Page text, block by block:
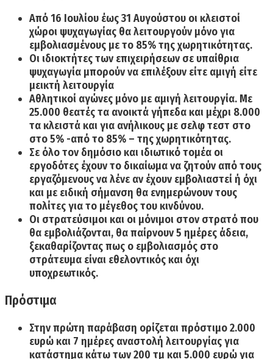
Από16 Ιουλίου έως 31 Αυγούστου οι κλειστοί
χώροι ψυχαγωγίας θα λειτουργούν μόνο για
εμβολιασμένους με το 85% της χωρητικότητας.
Οι ιδιοκτήτες των επιχειρήσεων σε υπαίθρια
ψυχαγωγία μπορούν να επιλέξουν είτε αμιγή είτε
μεικτή λειτουργία
Αθλητικοί αγώνες μόνο με αμιγή λειτουργία. Με
25.000 θεατές τα ανοικτά γήπεδα και μέχρι 8.000
τα κλειστά και για ανήλικους με σελφ τεστ στο
στο 5% -από το 85% – της χωρητικότητας.
Σε όλο τον δημόσιο και ιδιωτικό τομέα οι
εργοδότες έχουν το δικαίωμανα ζητούν από τους
εργαζόμενους να λένε αν έχουν εμβολιαστεί ή όχι
και με ειδική σήμανση θα ενημερώνουν τους
πολίτες για το μέγεθος του κινδύνου.
Οι στρατεύσιμοι και οι μόνιμοι στον στρατό που
θα εμβολιάζονται, θα παίρνουν 5 ημέρες άδεια,
ξεκαθαρίζοντας πως ο εμβολιασμός στο
στράτευμα είναι εθελοντικός και όχι
υποχρεωτικός.
Πρόστιμα
Στηνπρώτη παράβαση ορίζεταιπρόστιμο 2.000
ευρώ και 7 ημέρες αναστολή λειτουργίαςγια
κατάστημα κάτω των 200 τμ και 5.000 ευρώ για